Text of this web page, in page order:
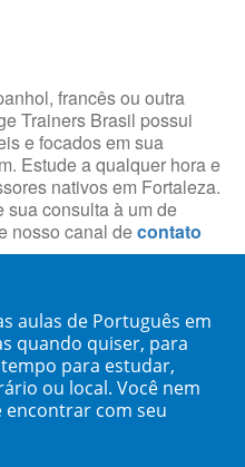
francês ou outra
Trainers Brasil possui
e focados em sua
Estude a qualquer hora e
nativos em Fortaleza.
sua consulta à um de
nosso canal decontato
aulas de Português em
quando quiser, para
para estudar,
ou local. Você nem
encontrar com seu